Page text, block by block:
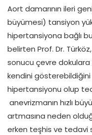
Aort damarının ileri
büyümesi) tansiyon
hipertansiyona bağlı
belirten Prof. Dr.
sonucu çevre dokulara
kendini
hipertansiyonu olup
anevrizmanın hızlı
artmasına neden
erken teşhis ve tedavi